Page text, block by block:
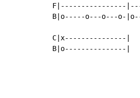
F|----------------
B|o-----o---o---o-
C|x---------------|
B|o---------------|